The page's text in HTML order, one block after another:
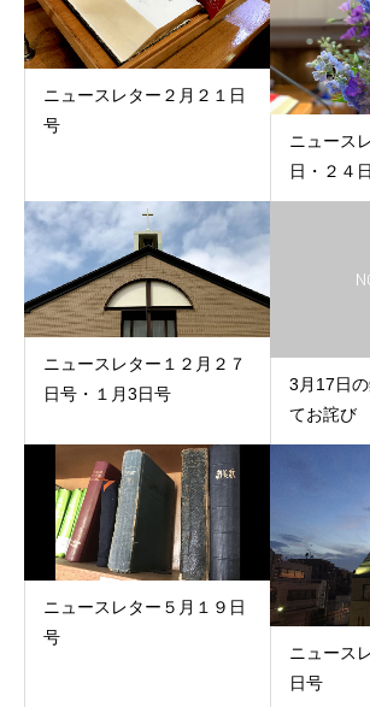
ニュースレター２月２１日
号
ニュース
日・２４
ニュースレター１２月２７
日号・１月3日号
3月17日
てお詫び
ニュースレター５月１９日
号
ニュース
日号